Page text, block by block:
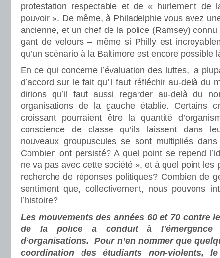
protestation respectable et de « hurlement de
pouvoir ». De même, à Philadelphie vous avez
ancienne, et un chef de la police (Ramsey)
gant de velours – même si Philly est
qu’un scénario à la Baltimore est encore possible
En ce qui concerne l’évaluation des luttes, la
d’accord sur le fait qu’il faut réfléchir au-delà du
dirions qu’il faut aussi regarder au-delà du
organisations de la gauche établie. Certains
croissant pourraient être la quantité
conscience de classe qu’ils laissent dans
nouveaux groupuscules se sont multipliés
Combien ont persisté? A quel point se repend
ne va pas avec cette société », et à quel point les
recherche de réponses politiques? Combien de
sentiment que, collectivement, nous pouvons
l’histoire?
Les mouvements des années 60 et 70 contre
de la police a conduit à l’émergence
d’organisations. Pour n’en nommer que
coordination des étudiants non-violents, le